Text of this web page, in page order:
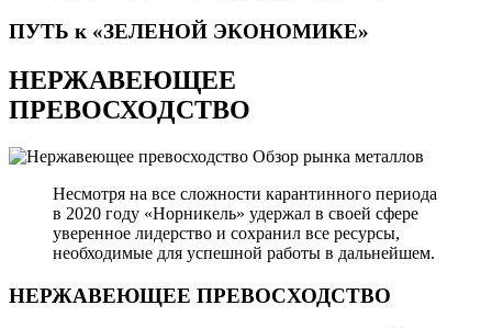
ПУТЬ к «ЗЕЛЕНОЙ ЭКОНОМИКЕ»
НЕРЖАВЕЮЩЕЕ
ПРЕВОСХОДСТВО
Обзор рынка металлов
Несмотря на все сложности карантинного периода
в 2020 году «Норникель» удержал в своей сфере
уверенное лидерство и сохранил все ресурсы,
необходимые для успешной работы в дальнейшем.
НЕРЖАВЕЮЩЕЕ ПРЕВОСХОДСТВО